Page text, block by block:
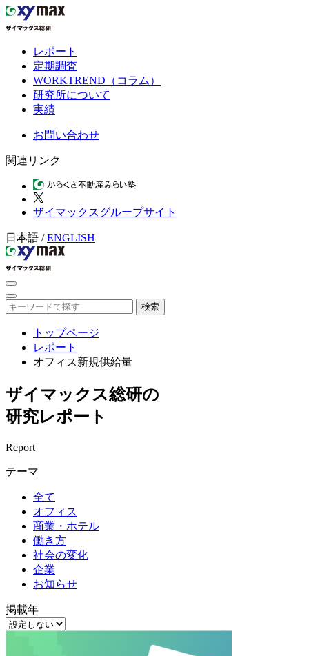
レポート
定期調査
WORKTREND（コラム）
研究所について
実績
お問い合わせ
関連リンク
ザイマックスグループサイト
日本語 /ENGLISH
検索
トップページ
レポート
オフィス新規供給量
ザイマックス総研の
研究レポート
Report
テーマ
全て
オフィス
商業・ホテル
働き方
社会の変化
企業
お知らせ
掲載年